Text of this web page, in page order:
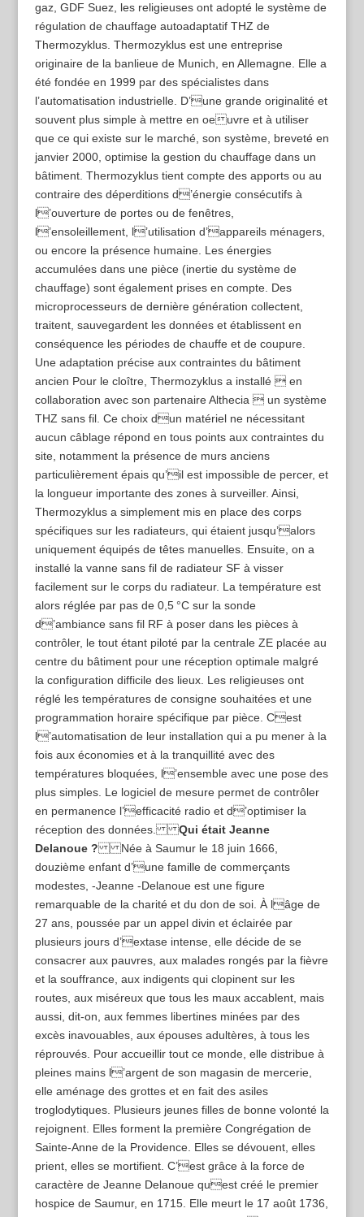
gaz, GDF Suez, les religieuses ont adopté le système de
régulation de chauffage autoadaptatif THZ de
Thermozyklus. Thermozyklus est une entreprise
originaire de la banlieue de Munich, en Allemagne. Elle a
été fondée en 1999 par des spécialistes dans
l’automatisation industrielle. D’une grande originalité et
souvent plus simple à mettre en oeuvre et à utiliser
que ce qui existe sur le marché, son système, breveté en
janvier 2000, optimise la gestion du chauffage dans un
bâtiment. Thermozyklus tient compte des apports ou au
contraire des déperditions d’énergie consécutifs à
l’ouverture de portes ou de fenêtres,
l’ensoleillement, l’utilisation d’appareils ménagers,
ou encore la présence humaine. Les énergies
accumulées dans une pièce (inertie du système de
chauffage) sont également prises en compte. Des
microprocesseurs de dernière génération collectent,
traitent, sauvegardent les données et établissent en
conséquence les périodes de chauffe et de coupure.
Une adaptation précise aux contraintes du bâtiment
ancien Pour le cloître, Thermozyklus a installé  en
collaboration avec son partenaire Althecia  un système
THZ sans fil. Ce choix dun matériel ne nécessitant
aucun câblage répond en tous points aux contraintes du
site, notamment la présence de murs anciens
particulièrement épais qu’il est impossible de percer, et
la longueur importante des zones à surveiller. Ainsi,
Thermozyklus a simplement mis en place des corps
spécifiques sur les radiateurs, qui étaient jusqu’alors
uniquement équipés de têtes manuelles. Ensuite, on a
installé la vanne sans fil de radiateur SF à visser
facilement sur le corps du radiateur. La température est
alors réglée par pas de 0,5 °C sur la sonde
d’ambiance sans fil RF à poser dans les pièces à
contrôler, le tout étant piloté par la centrale ZE placée au
centre du bâtiment pour une réception optimale malgré
la configuration difficile des lieux. Les religieuses ont
réglé les températures de consigne souhaitées et une
programmation horaire spécifique par pièce. Cest
l’automatisation de leur installation qui a pu mener à la
fois aux économies et à la tranquillité avec des
températures bloquées, l’ensemble avec une pose des
plus simples. Le logiciel de mesure permet de contrôler
en permanence l’efficacité radio et d’optimiser la
réception des données.Qui était Jeanne
Delanoue ?Née à Saumur le 18 juin 1666,
douzième enfant d’une famille de commerçants
modestes, -Jeanne -Delanoue est une figure
remarquable de la charité et du don de soi. À lâge de
27 ans, poussée par un appel divin et éclairée par
plusieurs jours d’extase intense, elle décide de se
consacrer aux pauvres, aux malades rongés par la fièvre
et la souffrance, aux indigents qui clopinent sur les
routes, aux miséreux que tous les maux accablent, mais
aussi, dit-on, aux femmes libertines minées par des
excès inavouables, aux épouses adultères, à tous les
réprouvés. Pour accueillir tout ce monde, elle distribue à
pleines mains l’argent de son magasin de mercerie,
elle aménage des grottes et en fait des asiles
troglodytiques. Plusieurs jeunes filles de bonne volonté la
rejoignent. Elles forment la première Congrégation de
Sainte-Anne de la Providence. Elles se dévouent, elles
prient, elles se mortifient. C’est grâce à la force de
caractère de Jeanne Delanoue quest créé le premier
hospice de Saumur, en 1715. Elle meurt le 17 août 1736,